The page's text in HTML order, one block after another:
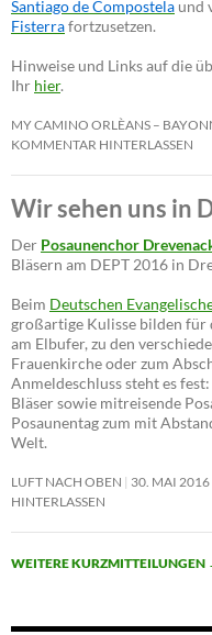
Santiago de Compostela und
Fisterrafortzusetzen.
Hinweise und Links auf die
Ihr hier.
MY CAMINO ORLÈANS –
KOMMENTAR HINTERLASSEN
Wir sehen uns in
Der Posaunenchor
Bläsern am DEPT 2016 in
Beim Deutschen
großartige Kulisse bilden für
am Elbufer, zu den
Frauenkirche oder zum
Anmeldeschluss steht es fest:
Bläser sowie mitreisende
Posaunentag zum mit
Welt.
LUFT NACH OBEN 30. MAI 2016
HINTERLASSEN
WEITERE KURZMITTEILUNGEN